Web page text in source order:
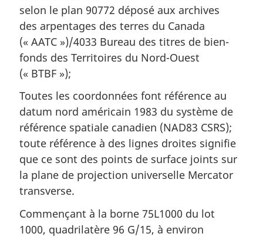
selon le plan 90772 déposé aux archives
des arpentages des terres du Canada
(« AATC »)/4033 Bureau des titres de bien-
fonds des Territoires du Nord-Ouest
(« BTBF »);
Toutes les coordonnées font référence au
datum nord américain 1983 du système de
référence spatiale canadien (NAD83 CSRS);
toute référence à des lignes droites signifie
que ce sont des points de surface joints sur
la plane de projection universelle Mercator
transverse.
Commençant à la borne 75L1000 du lot
1000, quadrilatère 96 G/15, à environ